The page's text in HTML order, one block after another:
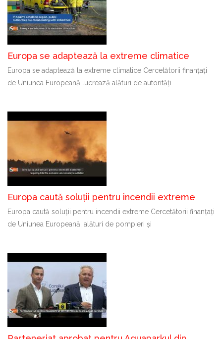
Europa se adaptează la extreme climatice
Europa se adaptează la extreme climatice Cercetătorii finanțați
de Uniunea Europeană lucrează alături de autorități
Europa caută soluții pentru incendii extreme
Europa caută soluții pentru incendii extreme Cercetătorii finanțați
de Uniunea Europeană, alături de pompieri și